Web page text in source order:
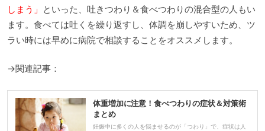
しまう」 といった、吐きつわり＆食べつわりの混合型の人もい
ます。食べては吐くを繰り返すし、体調を崩しやすいため、ツ
ラい時には早めに病院で相談することをオススメします。
→関連記事：
体重増加に注意！食べつわりの症状＆対策術
まとめ
妊娠中に多くの人を悩ませるのが「つわり」で、症状は人